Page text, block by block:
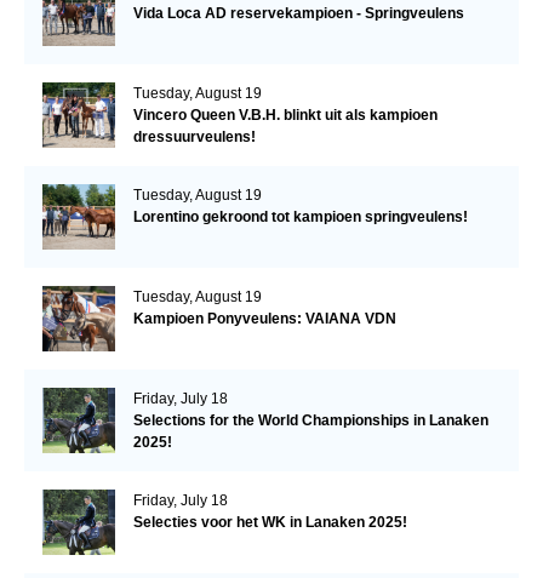
Vida Loca AD reservekampioen - Springveulens
Tuesday, August 19
Vincero Queen V.B.H. blinkt uit als kampioen
dressuurveulens!
Tuesday, August 19
Lorentino gekroond tot kampioen springveulens!
Tuesday, August 19
Kampioen Ponyveulens: VAIANA VDN
Friday, July 18
Selections for the World Championships in Lanaken
2025!
Friday, July 18
Selecties voor het WK in Lanaken 2025!